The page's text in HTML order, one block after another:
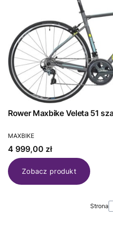
Rower Maxbike Veleta 51
PRODUCENT
MAXBIKE
Cena
4 999,00 zł
Zobacz produkt
Strona